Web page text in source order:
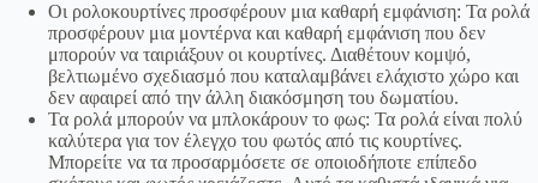
Οι ρολοκουρτίνες προσφέρουν μια καθαρή εμφάνιση: Τα ρολά
προσφέρουν μια μοντέρνα και καθαρή εμφάνιση που δεν
μπορούν να ταιριάξουν οι κουρτίνες. Διαθέτουν κομψό,
βελτιωμένο σχεδιασμό που καταλαμβάνει ελάχιστο χώρο και
δεν αφαιρεί από την άλλη διακόσμηση του δωματίου.
Τα ρολά μπορούν να μπλοκάρουν το φως: Τα ρολά είναι πολύ
καλύτερα για τον έλεγχο του φωτός από τις κουρτίνες.
Μπορείτε να τα προσαρμόσετε σε οποιοδήποτε επίπεδο